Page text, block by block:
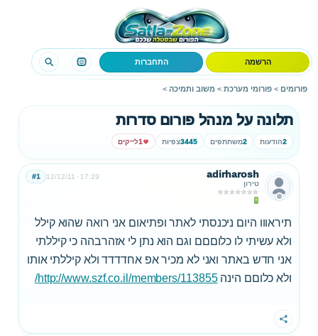
הרשמה התחברות
פורומים > פורומי מערכת > משוב ותמיכה >
תלונה על מנהל פורום סדרות
2הודעות 2משתתפים 3445צפיות 1לייקים
adirharosh
טירון
12/12/11 17:29
#1
תיראווו היום ניכנסתי לאתר ופתיאום אני רואה שהוא קילל
ולא עשיתי לו כלוםםם וגם הוא נתן לי אזהרבהה כי קיללתי
אני חדש באתר ואני לא מכיר אפ אחדדדד ולא קיללתי אותו
ולא כלוםם הינהhttp://www.szf.co.il/members/113855/
שתף